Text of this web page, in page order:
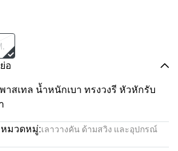
อ
าสเทล น้ำหนักเบา ทรงวงรี หัวหักรับ
หมวดหมู่:เลาวางคัน ด้ามสวิง และอุปกรณ์